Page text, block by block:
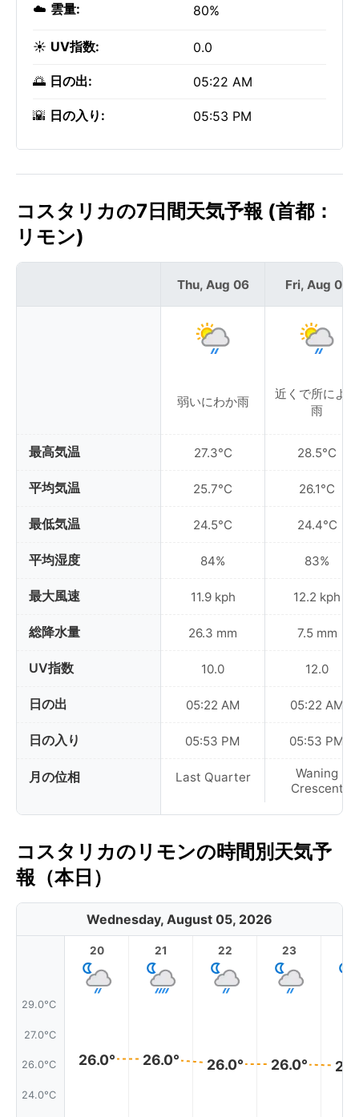
☁️ 雲量: 80%
☀️ UV指数: 0.0
🌅 日の出: 05:22 AM
🌇 日の入り: 05:53 PM
コスタリカの7日間天気予報 (首都：
リモン)
最高気温
平均気温
最低気温
平均湿度
最大風速
総降水量
UV指数
日の出
日の入り
月の位相
Thu, Aug 06
弱いにわか雨
27.3°C
25.7°C
24.5°C
84%
11.9 kph
26.3 mm
10.0
05:22 AM
05:53 PM
Last Quarter
Fri, Aug 07
近くで所により
雨
28.5°C
26.1°C
24.4°C
83%
12.2 kph
7.5 mm
12.0
05:22 AM
05:53 PM
Waning
Crescent
コスタリカのリモンの時間別天気予
報（本日）
Wednesday, August 05, 2026
29.0°C
27.0°C
26.0°C
24.0°C
20
26.0°
21
26.0°
22
26.0°
23
26.0°